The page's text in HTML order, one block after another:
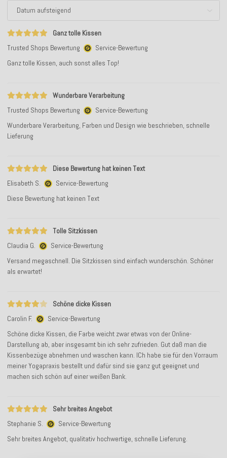
Ganz tolle Kissen
Trusted Shops Bewertung
Service-Bewertung
Ganz tolle Kissen, auch sonst alles Top!
Wunderbare Verarbeitung
Trusted Shops Bewertung
Service-Bewertung
Wunderbare Verarbeitung, Farben und Design wie beschrieben, schnelle
Lieferung
Diese Bewertung hat keinen Text
Elisabeth S.
Service-Bewertung
Diese Bewertung hat keinen Text
Tolle Sitzkissen
Claudia G.
Service-Bewertung
Versand megaschnell. Die Sitzkissen sind einfach wunderschön. Schöner
als erwartet!
Schöne dicke Kissen
Carolin F.
Service-Bewertung
Schöne dicke Kissen, die Farbe weicht zwar etwas von der Online-
Darstellung ab, aber insgesamt bin ich sehr zufrieden. Gut daß man die
Kissenbezüge abnehmen und waschen kann. ICh habe sie für den Vorraum
meiner Yogapraxis bestellt und dafür sind sie ganz gut geeignet und
machen sich schön auf einer weißen Bank.
Sehr breites Angebot
Stephanie S.
Service-Bewertung
Sehr breites Angebot, qualitativ hochwertige, schnelle Lieferung.